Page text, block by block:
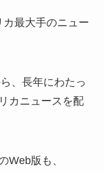
最大手のニュー
、長年にわたっ
カニュースを配
Web版も、